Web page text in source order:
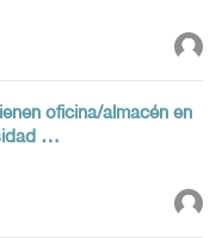
oficina/almacén en
…